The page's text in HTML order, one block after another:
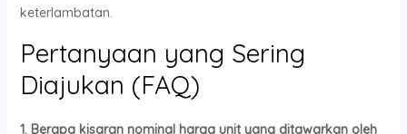
keterlambatan.
Pertanyaan yang Sering
Diajukan (FAQ)
1. Berapa kisaran nominal harga unit yang ditawarkan oleh